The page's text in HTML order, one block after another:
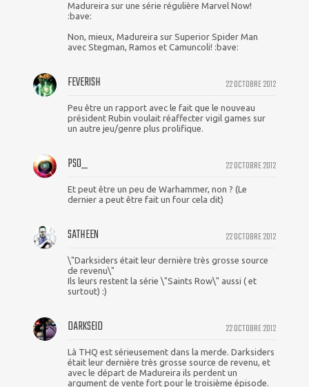
Madureira sur une série régulière Marvel Now!
:bave:
Non, mieux, Madureira sur Superior Spider Man
avec Stegman, Ramos et Camuncoli! :bave:
22 OCTOBRE 2012
FEVERISH
Peu être un rapport avec le fait que le nouveau
président Rubin voulait réaffecter vigil games sur
un autre jeu/genre plus prolifique.
22 OCTOBRE 2012
PSO_
Et peut être un peu de Warhammer, non ? (Le
dernier a peut être fait un four cela dit)
22 OCTOBRE 2012
SATHEEN
\"Darksiders était leur dernière très grosse source
de revenu\"
Ils leurs restent la série \"Saints Row\" aussi ( et
surtout) :)
22 OCTOBRE 2012
DARKSEID
Là THQ est sérieusement dans la merde. Darksiders
était leur dernière très grosse source de revenu, et
avec le départ de Madureira ils perdent un
argument de vente fort pour le troisième épisode.